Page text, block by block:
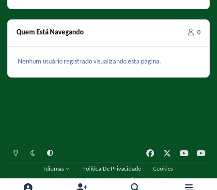
Quem Está Navegando 0
Nenhum usuário registrado visualizando esta página.
Light ModeDark ModeSystem Preference
a
o
o
t
Idiomas Política De Privacidade Cookies